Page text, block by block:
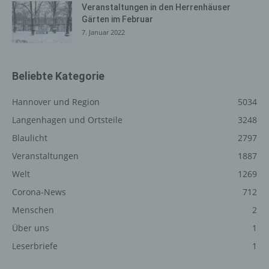
Veranstaltungen in den Herrenhäuser
Gärten im Februar
7. Januar 2022
Beliebte Kategorie
Hannover und Region
5034
Langenhagen und Ortsteile
3248
Blaulicht
2797
Veranstaltungen
1887
Welt
1269
Corona-News
712
Menschen
2
Über uns
1
Leserbriefe
1
die Werbung für diese zu optimieren, (3) die dauerhafte
Funktionsfähigkeit unserer informationstechnologischen
Systeme und der Technik unserer Internetseite zu
notwendigen Informationen bereitzustellen. Diese
durch uns daher einerseits statistisch und ferner mit dem
Ziel ausgewertet, den Datenschutz und die
um letztlich ein optimales Schutzniveau für die von uns
verarbeiteten personenbezogenen Daten
sicherzustellen. Die anonymen Daten der Server-Logfiles
angegebenen personenbezogenen Daten gespeichert.
Registrierung auf unserer
Internetseite